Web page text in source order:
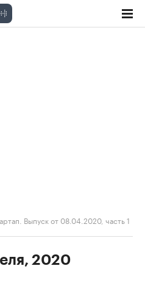
Выпуск от 08.04.2020, часть 1
2020